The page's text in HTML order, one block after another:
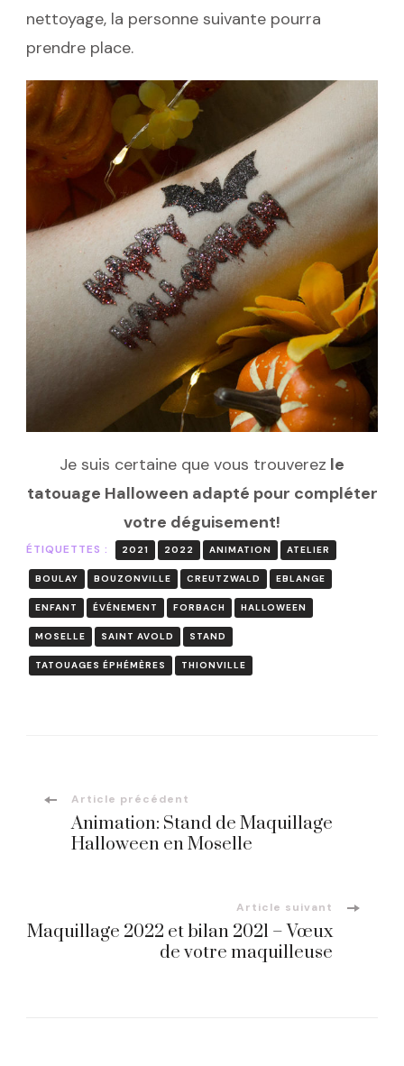
nettoyage, la personne suivante pourra
prendre place.
Je suis certaine que vous trouverez le
tatouage Halloween adapté pour compléter
votre déguisement!
ÉTIQUETTES : 2021 2022 ANIMATION ATELIER
BOULAY BOUZONVILLE CREUTZWALD EBLANGE
ENFANT ÉVÉNEMENT FORBACH HALLOWEEN
MOSELLE SAINT AVOLD STAND
TATOUAGES ÉPHÉMÈRES THIONVILLE
Navigation
d'article
Article précédent
Animation: Stand de Maquillage
Halloween en Moselle
Article suivant
Maquillage 2022 et bilan 2021 – Vœux
de votre maquilleuse